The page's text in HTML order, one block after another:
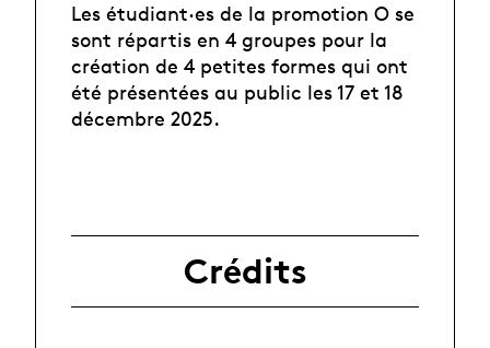
Les étudiant·es de la promotion O se
sont répartis en 4 groupes pour la
création de 4 petites formes qui ont
été présentées au public les 17 et 18
décembre 2025.
Crédits